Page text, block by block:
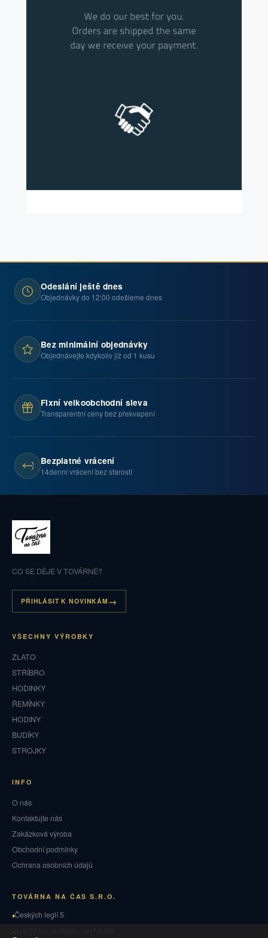
Odeslání ještě dnes
Objednávky do 12:00 odešleme dnes
Bez minimální objednávky
Objednávejte kdykoliv již od 1 kusu
Fixní velkoobchodní sleva
Transparentní ceny bez překvapení
Bezplatné vrácení
14denní vrácení bez starostí
CO SE DĚJE V TOVÁRNĚ?
PŘIHLÁSIT K NOVINKÁM
VŠECHNY VÝROBKY
ZLATO
STŘÍBRO
HODINKY
ŘEMÍNKY
HODINY
BUDÍKY
STROJKY
INFO
O nás
Kontaktujte nás
Zakázková výroba
Obchodní podmínky
Ochrana osobních údajů
TOVÁRNA NA ČAS S.R.O.
Českých legií 5